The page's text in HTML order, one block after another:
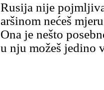
Rusija nije
aršinom nećeš
Ona je nešto
u nju možeš jedino